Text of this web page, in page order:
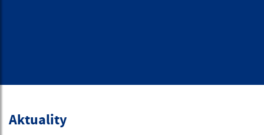
Aktuality